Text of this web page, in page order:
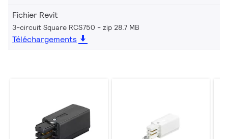
Fichier Revit
3-circuit Square RCS750 zip 28.7 MB
Téléchargements